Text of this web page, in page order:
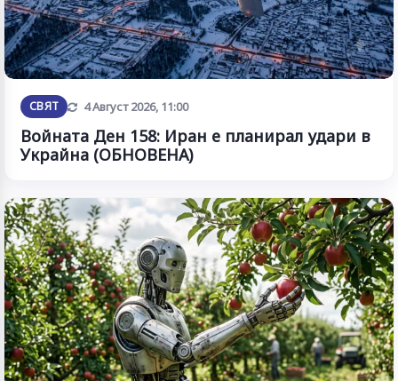
СВЯТ Обновена
4 Август 2026, 11:00
Войната Ден 158: Иран е планирал удари в
Украйна (ОБНОВЕНА)